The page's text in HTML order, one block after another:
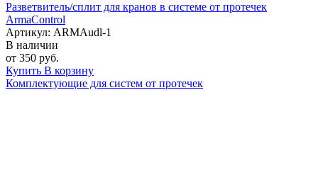
Разветвитель/сплит для кранов в системе от протечек
ArmaControl
Артикул: ARMAudl-1
В наличии
от 350 руб.
Купить В корзину
Комплектующие для систем от протечек